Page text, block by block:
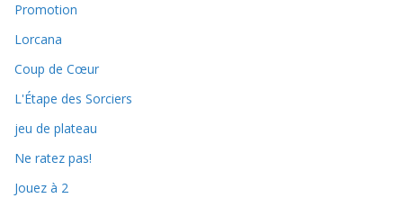
Promotion
Lorcana
Coup de Cœur
L'Étape des Sorciers
jeu de plateau
Ne ratez pas!
Jouez à 2